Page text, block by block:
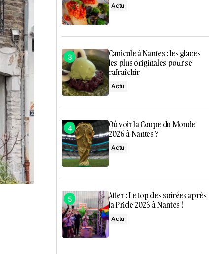
Actu
Canicule à Nantes : les glaces
les plus originales pour se
rafraîchir
Actu
Où voir la Coupe du Monde
2026 à Nantes ?
Actu
After : Le top des soirées après
la Pride 2026 à Nantes !
Actu